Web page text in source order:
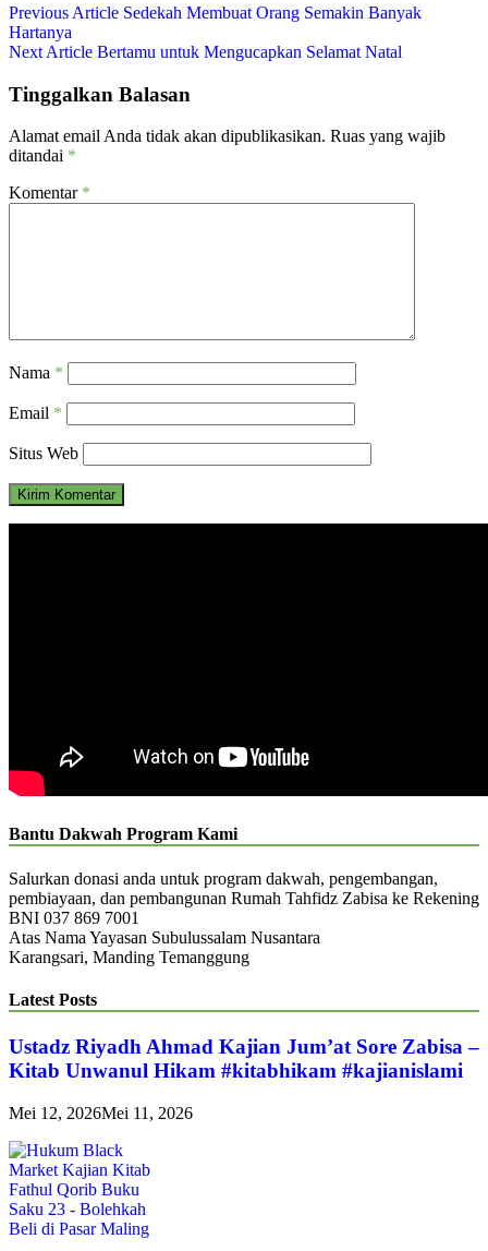
Navigasi
pos
Previous Article Sedekah Membuat Orang Semakin Banyak
Hartanya
Next Article Bertamu untuk Mengucapkan Selamat Natal
Tinggalkan Balasan
Alamat email Anda tidak akan dipublikasikan. Ruas yang wajib
ditandai *
Komentar *
Nama *
Email *
Situs Web
Bantu Dakwah Program Kami
Salurkan donasi anda untuk program dakwah, pengembangan,
pembiayaan, dan pembangunan Rumah Tahfidz Zabisa ke Rekening
BNI 037 869 7001
Atas Nama Yayasan Subulussalam Nusantara
Karangsari, Manding Temanggung
Latest Posts
Ustadz Riyadh Ahmad Kajian Jum’at Sore Zabisa –
Kitab Unwanul Hikam #kitabhikam #kajianislami
Mei 12, 2026Mei 11, 2026